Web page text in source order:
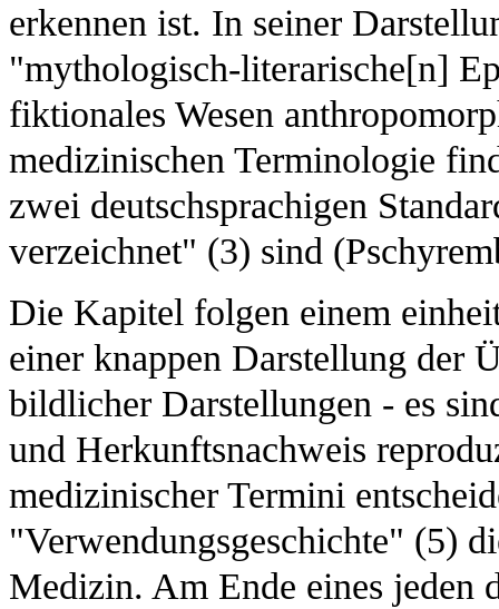
erkennen ist. In seiner
"mythologisch-literarische[n]
fiktionales Wesen
medizinischen Terminologie
zwei deutschsprachigen
verzeichnet" (3) sind
Die Kapitel folgen einem
einer knappen Darstellung der
bildlicher Darstellungen - es
und Herkunftsnachweis
medizinischer Termini
"Verwendungsgeschichte" (5)
Medizin. Am Ende eines jeden